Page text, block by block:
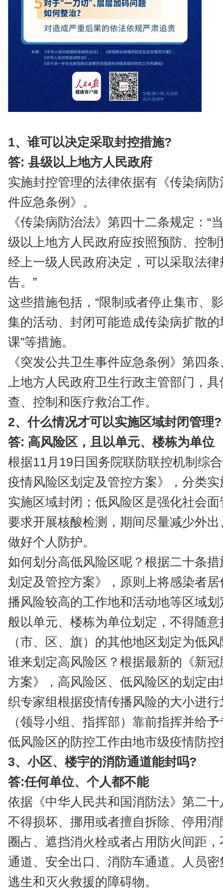
1、谁可以决定采取封控措施?
答: 县级以上地方人民政府
实施封控管理的法律依据有《传染病
件应急条例》。
《传染病防治法》第四十二条规定：“
级以上地方人民政府应按照预防、控
经上一级人民政府决定，可以采取法
告。”
这些措施包括，“限制或者停止集市、
集的活动、封闭可能造成传染病扩散
课”等措施。
《突发公共卫生事件应急条例》第四
上地方人民政府卫生行政主管部门，
查、控制和医疗救治工作。
2、什么情况才可以实施区域封闭管理?
答: 高风险区，且以单元、楼栋为单位
根据11月19日国务院联防联控机制综
疫情风险区划定及管控方案》，分类
实施区域封闭；低风险区是强化社会
要求开展核酸检测，期间尽量减少外
做好个人防护。
如何划分高低风险区呢？根据二十条
划定及管控方案》，原则上将感染者
播风险较高的工作地和活动地等区域
般以单元、楼栋为单位划定，不得随
（市、区、旗）的其他地区划定为低
谁来划定高风险区？根据最新的《新
方案》，高风险区、低风险区的划定
织专家组根据疫情传播风险的大小进
（领导小组、指挥部）靠前指挥并给
低风险区的防控工作由地市级疫情防
3、小区、楼宇的消防通道能封吗?
答:任何单位、个人都不能
依据《中华人民共和国消防法》第二
不得损坏、挪用或者擅自拆除、停用
圈占、遮挡消火栓或者占用防火间距
通道、安全出口、消防车通道。人员
逃生和灭火救援的障碍物。